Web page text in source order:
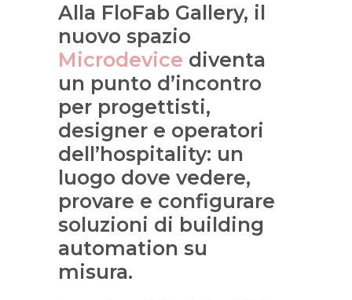
Alla FloFab Gallery, il
nuovo spazio
Microdevice diventa
un punto d’incontro
per progettisti,
designer e operatori
dell’hospitality: un
luogo dove vedere,
provare e configurare
soluzioni di building
automation su
misura.